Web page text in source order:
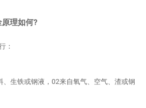
理如何?
：
、生铁或钢液，02来自氧气、空气、渣或钢